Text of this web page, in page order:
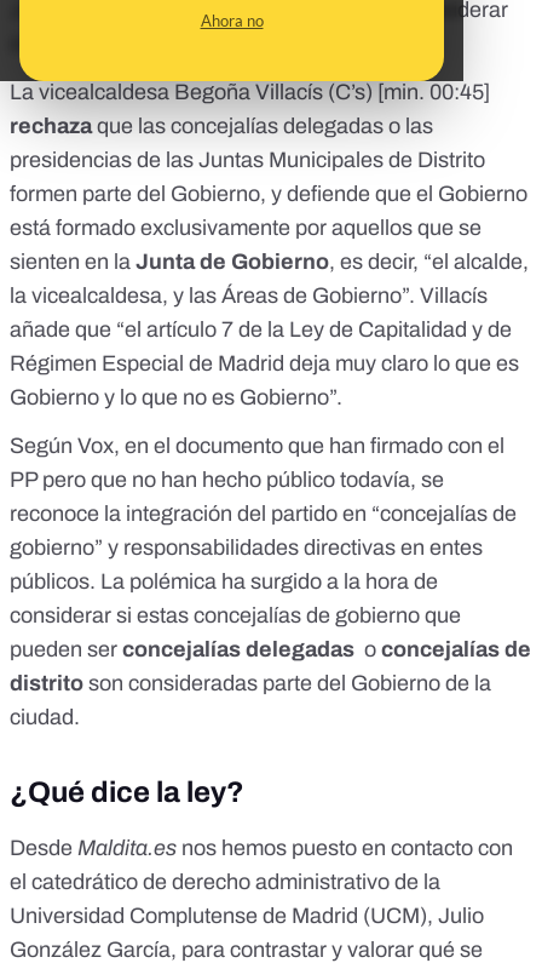
Ahora no
Juntas Municipales de Distrito se pueden considerar
La vicealcaldesa Begoña Villacís (C’s) [min. 00:45]
rechazaque las concejalías delegadas o las
presidencias de las Juntas Municipales de Distrito
formen parte del Gobierno, y defiende que el Gobierno
está formado exclusivamente por aquellos que se
sienten en la Junta de Gobierno, es decir, “el alcalde,
la vicealcaldesa, y las Áreas de Gobierno”. Villacís
añade que “el artículo 7 de la Ley de Capitalidad y de
Régimen Especial de Madrid deja muy claro lo que es
Gobierno y lo que no es Gobierno”.
Según Vox, en el documento que han firmado con el
PP pero que no han hecho público todavía, se
reconoce la integración del partido en “concejalías de
gobierno” y responsabilidades directivas en entes
públicos. La polémica ha surgido a la hora de
considerar si estas concejalías de gobierno que
pueden ser concejalías delegadas o concejalías de
distrito son consideradas parte del Gobierno de la
ciudad.
¿Qué dice la ley?
Desde Maldita.es nos hemos puesto en contacto con
el catedrático de derecho administrativo de la
Universidad Complutense de Madrid (UCM), Julio
González García, para contrastar y valorar qué se